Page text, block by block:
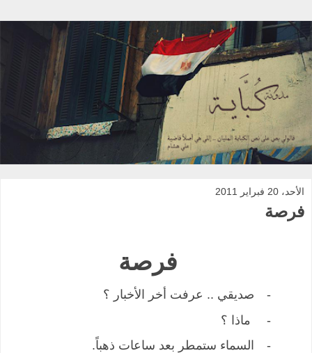
الأحد، 20 فبراير 2011
فرصة
فرصة
-
صديقي .. عرفت أخر الأخبار ؟
-
ماذا ؟
-
السماء ستمطر بعد ساعات ذهباً.